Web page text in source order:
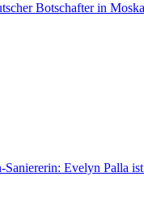
Botschafter in
Saniererin: Evelyn Palla